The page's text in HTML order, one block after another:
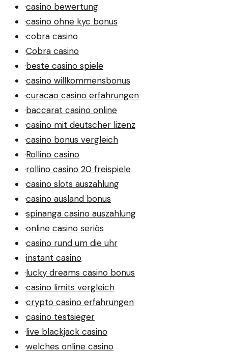
·casino bewertung
·casino ohne kyc bonus
·cobra casino
·Cobra casino
·beste casino spiele
·casino willkommensbonus
·curacao casino erfahrungen
·baccarat casino online
·casino mit deutscher lizenz
·casino bonus vergleich
·Rollino casino
·rollino casino 20 freispiele
·casino slots auszahlung
·casino ausland bonus
·spinanga casino auszahlung
·online casino seriös
·casino rund um die uhr
·instant casino
·lucky dreams casino bonus
·casino limits vergleich
·crypto casino erfahrungen
·casino testsieger
·live blackjack casino
·welches online casino